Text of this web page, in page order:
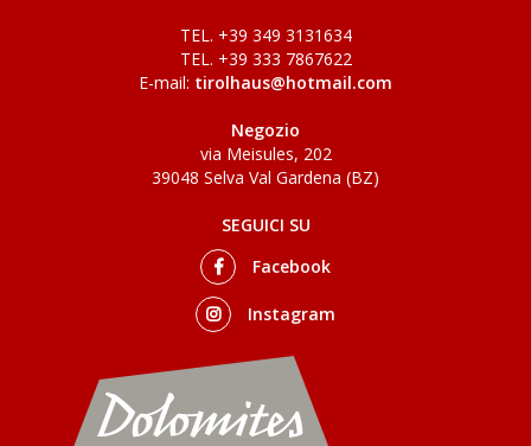
TEL. +39 349 3131634
TEL. +39 333 7867622
E-mail: tirolhaus@hotmail.com
Negozio
via Meisules, 202
39048 Selva Val Gardena (BZ)
SEGUICI SU
Facebook
Instagram